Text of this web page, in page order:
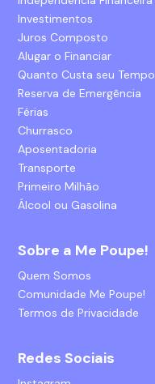
Investimentos
Juros Composto
Alugar o Financiar
Quanto Custa seu Tempo
Reserva de Emergência
Férias
Churrasco
Aposentadoria
Transporte
Primeiro Milhão
Álcool ou Gasolina
Sobre a Me Poupe!
Quem Somos
Comunidade Me Poupe!
Termos de Privacidade
Redes Sociais